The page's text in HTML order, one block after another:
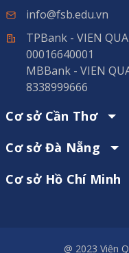
info@fsb.edu.vn
TPBank - VIEN
00016640001
MBBank - VIEN
8338999666
Cơ sở Cần Thơ
Cơ sở Đà Nẵng
Cơ sở Hồ Chí Minh
@ 2023 Viện